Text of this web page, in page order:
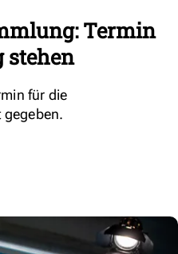
Termin
stehen
für die